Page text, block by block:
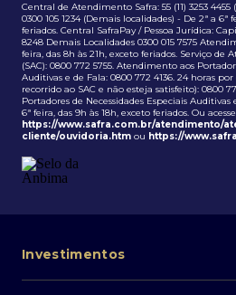
Central de Atendimento Safra: 55 (11) 3253
0300 105 1234 (Demais localidades) - De 2ª a 6ª
feriados. Central SafraPay / Pessoa Jurídica:
8248 Demais Localidades 0300 015 7575
feira, das 8h às 21h, exceto feriados. Serviço
(SAC): 0800 772 5755. Atendimento aos
Auditivas e de Fala: 0800 772 4136. 24 horas
recorrido ao SAC e não esteja satisfeito): 0800
Portadores de Necessidades Especiais Auditivas
6ª feira, das 9h às 18h, exceto feriados. Ou acesse
https://www.safra.com.br/atendimento/
cliente/ouvidoria.htm ou https://
Investimentos